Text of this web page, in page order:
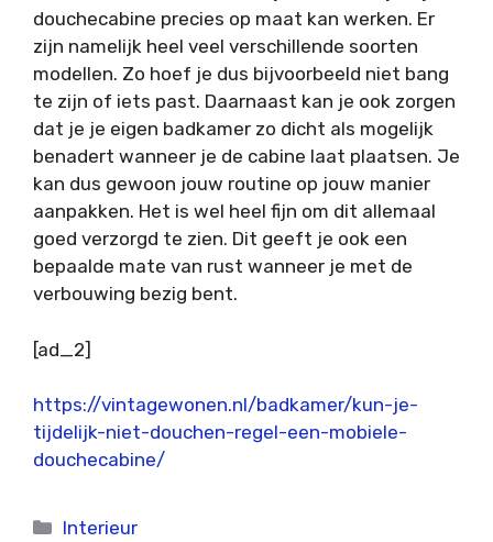
douchecabine precies op maat kan werken. Er
zijn namelijk heel veel verschillende soorten
modellen. Zo hoef je dus bijvoorbeeld niet bang
te zijn of iets past. Daarnaast kan je ook zorgen
dat je je eigen badkamer zo dicht als mogelijk
benadert wanneer je de cabine laat plaatsen. Je
kan dus gewoon jouw routine op jouw manier
aanpakken. Het is wel heel fijn om dit allemaal
goed verzorgd te zien. Dit geeft je ook een
bepaalde mate van rust wanneer je met de
verbouwing bezig bent.
[ad_2]
https://vintagewonen.nl/badkamer/kun-je-
tijdelijk-niet-douchen-regel-een-mobiele-
douchecabine/
Categorieën
Interieur